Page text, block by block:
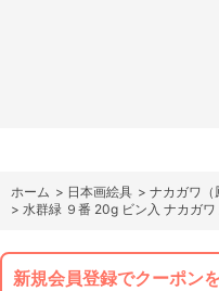
ホーム > 日本画絵具 > ナカガワ（
> 水群緑 ９番 20g ビン入 ナカガワ
新規会員登録でクーポン